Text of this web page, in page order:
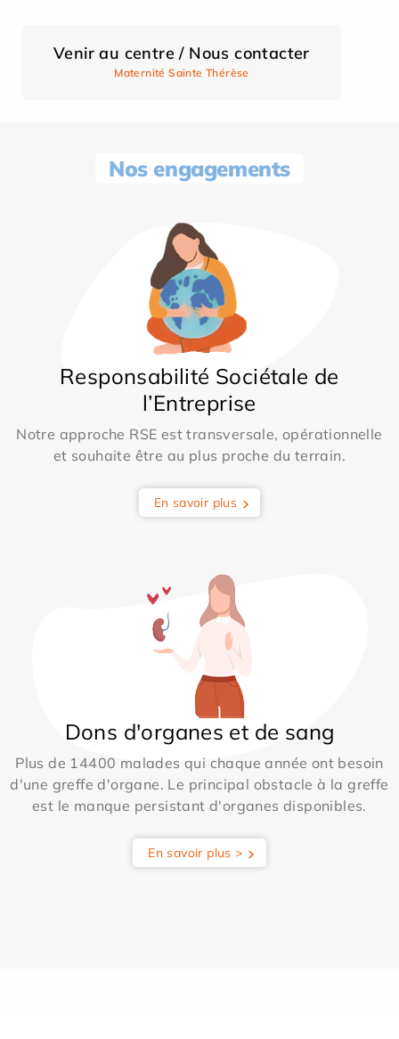
Venir au centre / Nous contacter
Maternité Sainte Thérèse
Nos engagements
Responsabilité Sociétale de
l’Entreprise
Notre approche RSE est transversale, opérationnelle
et souhaite être au plus proche du terrain.
En savoir plus
Dons d'organes et de sang
Plus de 14400 malades qui chaque année ont besoin
d'une greffe d'organe. Le principal obstacle à la greffe
est le manque persistant d'organes disponibles.
En savoir plus >